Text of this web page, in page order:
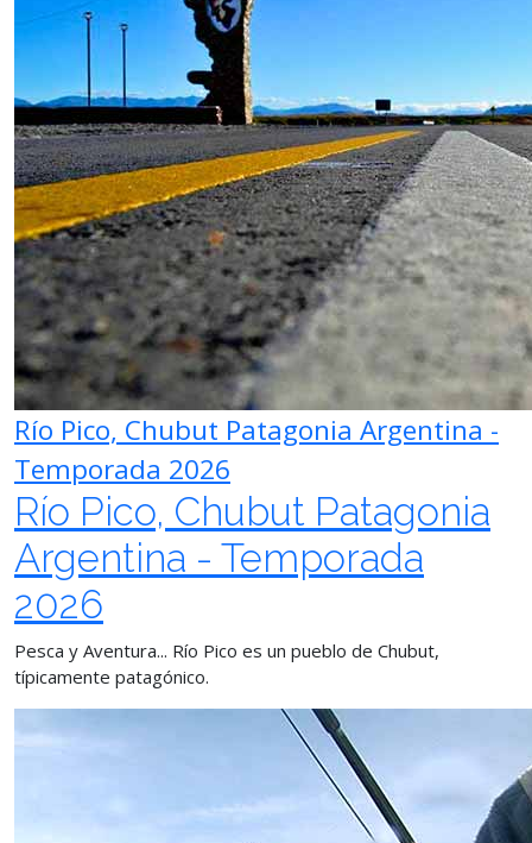
Río Pico, Chubut Patagonia Argentina -
Temporada 2026
Río Pico, Chubut Patagonia
Argentina - Temporada
2026
Pesca y Aventura... Río Pico es un pueblo de Chubut,
típicamente patagónico.